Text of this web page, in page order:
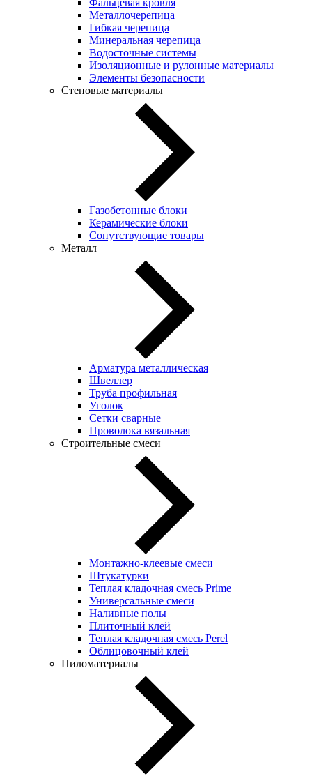
Металлочерепица
Гибкая черепица
Минеральная черепица
Водосточные системы
Изоляционные и рулонные материалы
Элементы безопасности
Стеновые материалы
Газобетонные блоки
Керамические блоки
Сопутствующие товары
Металл
Арматура металлическая
Швеллер
Труба профильная
Уголок
Сетки сварные
Проволока вязальная
Строительные смеси
Монтажно-клеевые смеси
Штукатурки
Теплая кладочная смесь Prime
Универсальные смеси
Наливные полы
Плиточный клей
Теплая кладочная смесь Perel
Облицовочный клей
Пиломатериалы